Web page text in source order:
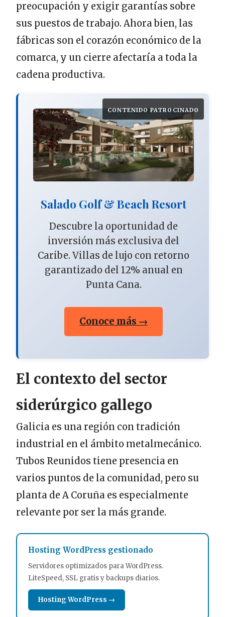
preocupación y exigir garantías sobre
sus puestos de trabajo. Ahora bien, las
fábricas son el corazón económico de la
comarca, y un cierre afectaría a toda la
cadena productiva.
CONTENIDO PATROCINADO
Salado Golf & Beach Resort
Descubre la oportunidad de
inversión más exclusiva del
Caribe. Villas de lujo con retorno
garantizado del 12% anual en
Punta Cana.
Conoce más →
El contexto del sector
siderúrgico gallego
Galicia es una región con tradición
industrial en el ámbito metalmecánico.
Tubos Reunidos tiene presencia en
varios puntos de la comunidad, pero su
planta de A Coruña es especialmente
relevante por ser la más grande.
Hosting WordPress gestionado
Servidores optimizados para WordPress.
LiteSpeed, SSL gratis y backups diarios.
Hosting WordPress →